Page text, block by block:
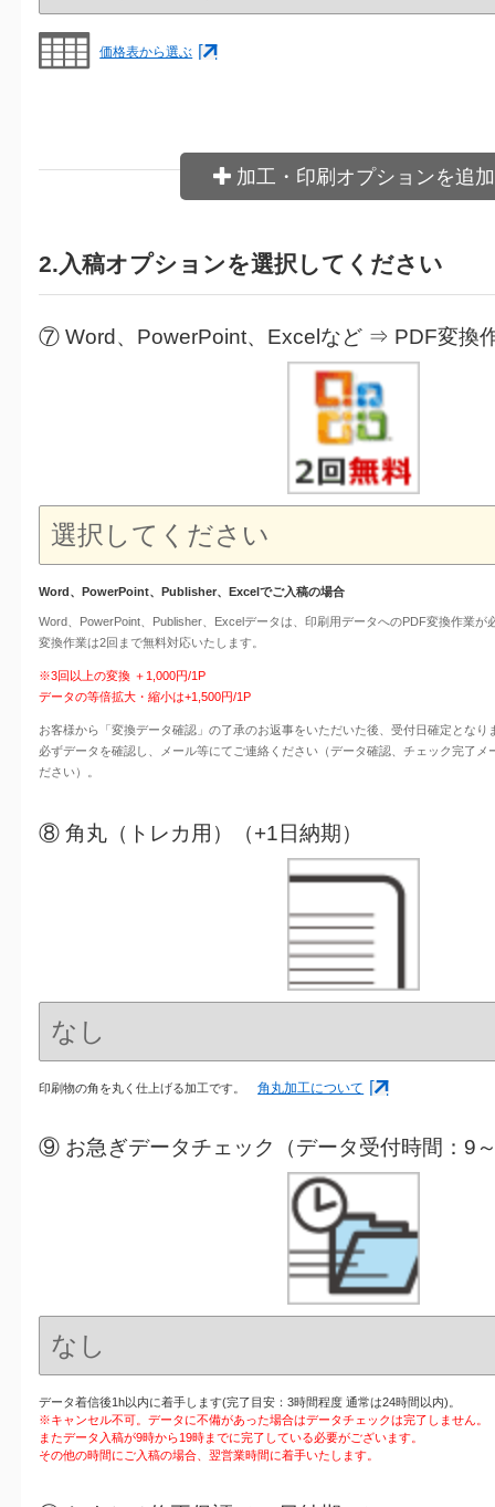
価格表から選ぶ
加工・印刷オプションを追加
2.入稿オプションを選択してください
⑦ Word、PowerPoint、Excelなど ⇒ PDF変換
Word、PowerPoint、Publisher、Excelでご入稿の場合
Word、PowerPoint、Publisher、Excelデータは、印刷用データへのPDF変換作業が
変換作業は2回まで無料対応いたします。
※3回以上の変換 ＋1,000円/1P
データの等倍拡大・縮小は+1,500円/1P
お客様から「変換データ確認」の了承のお返事をいただいた後、受付日確定となり
必ずデータを確認し、メール等にてご連絡ください（データ確認、チェック完了メ
ださい）。
⑧ 角丸（トレカ用）（+1日納期）
印刷物の角を丸く仕上げる加工です。角丸加工について
⑨ お急ぎデータチェック（データ受付時間：9
データ着信後1h以内に着手します(完了目安：3時間程度 通常は24時間以内)。
※キャンセル不可。データに不備があった場合はデータチェックは完了しません。
またデータ入稿が9時から19時までに完了している必要がございます。
その他の時間にご入稿の場合、翌営業時間に着手いたします。